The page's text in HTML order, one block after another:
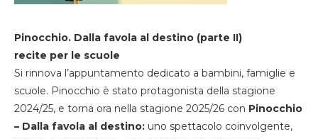
Pinocchio. Dalla favola al destino (parte II)
recite per le scuole
Si rinnova l’appuntamento dedicato a bambini, famiglie e
scuole. Pinocchio è stato protagonista della stagione
2024/25, e torna ora nella stagione 2025/26 con Pinocchio
– Dalla favola al destino: uno spettacolo coinvolgente,